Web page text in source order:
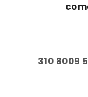
310 8009